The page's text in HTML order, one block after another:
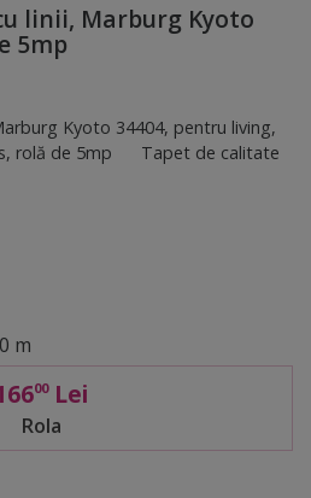
linii, Marburg Kyoto
5mp
Kyoto 34404, pentru living,
rolă de 5mp Tapet de calitate
m
00Lei
Rola